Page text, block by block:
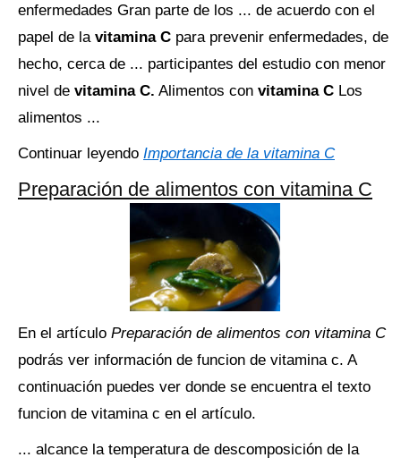
enfermedades Gran parte de los ... de acuerdo con el
papel de la vitamina C para prevenir enfermedades, de
hecho, cerca de ... participantes del estudio con menor
nivel de vitamina C. Alimentos con vitamina C Los
alimentos ...
Continuar leyendo Importancia de la vitamina C
Preparación de alimentos con vitamina C
En el artículo Preparación de alimentos con vitamina C
podrás ver información de funcion de vitamina c. A
continuación puedes ver donde se encuentra el texto
funcion de vitamina c en el artículo.
... alcance la temperatura de descomposición de la